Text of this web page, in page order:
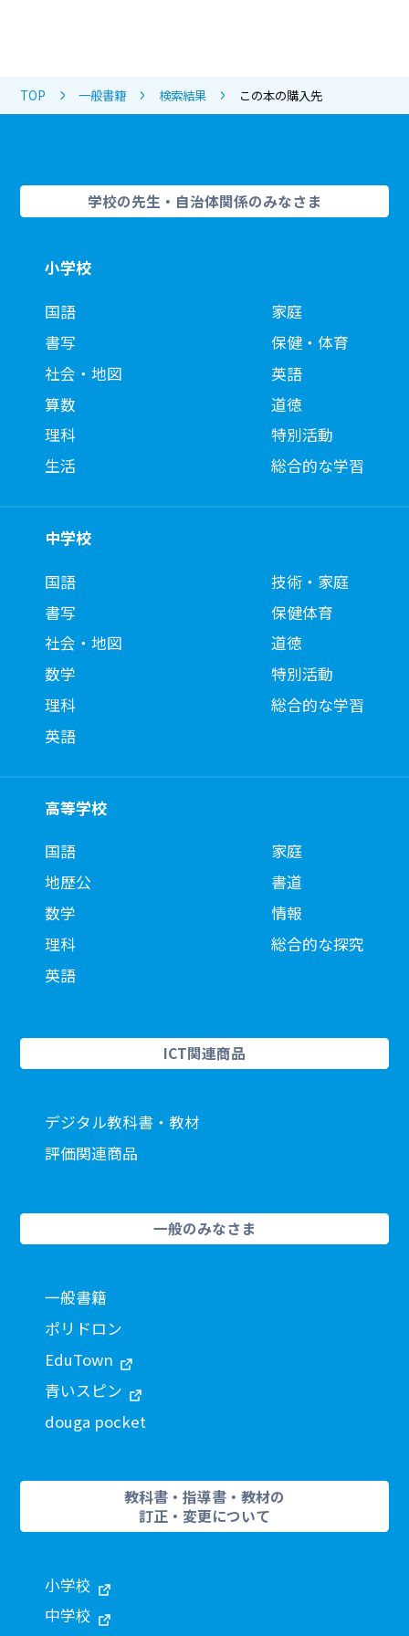
TOP 一般書籍 検索結果 この本の購入先
学校の先生・自治体関係のみなさま
小学校
国語
書写
社会・地図
算数
理科
生活
家庭
保健・体育
英語
道徳
特別活動
総合的な学習
中学校
国語
書写
社会・地図
数学
理科
英語
技術・家庭
保健体育
道徳
特別活動
総合的な学習
高等学校
国語
地歴公
数学
理科
英語
家庭
書道
情報
総合的な探究
ICT関連商品
デジタル教科書・教材
評価関連商品
一般のみなさま
一般書籍
ポリドロン
EduTown
青いスピン
douga pocket
教科書・指導書・教材の
訂正・変更について
小学校
中学校